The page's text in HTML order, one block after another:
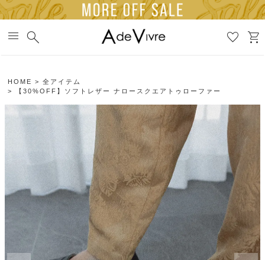
menu search favorite shopping_cart
HOME
全アイテム
【30%OFF】ソフトレザー ナロースクエアトゥローファー